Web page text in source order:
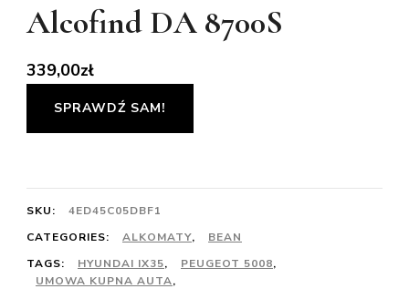
Alcofind DA 8700S
339,00zł
SPRAWDŹ SAM!
SKU:
4ED45C05DBF1
CATEGORIES:
ALKOMATY,
BEAN
TAGS:
HYUNDAI IX35, PEUGEOT 5008,
UMOWA KUPNA AUTA,